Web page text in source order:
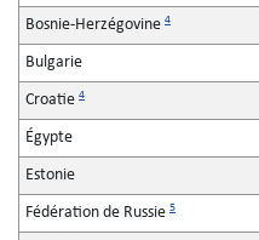
Bosnie-Herzégovine 4
Bulgarie
Croatie 4
Égypte
Estonie
Fédération de Russie 5